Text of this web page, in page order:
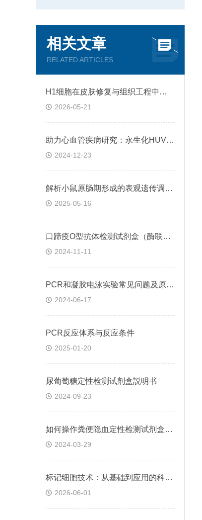
相关文章
RELATED ARTICLES
H1细胞在皮肤修复与组织工程中的应用前景
2026-05-21
助力心血管疾病研究：永生化HUVEC!
2024-12-23
解析小鼠原肠期形成的表观遗传调控规律
2025-05-16
口蹄疫O型抗体检测试剂盒（酶联免疫法）检测原理
2024-11-11
PCR和凝胶电泳实验常见问题及原因分析
2024-06-17
​PCR反应体系与反应条件
2025-01-20
尿葡萄糖定性检测试剂盒説明书
2024-09-23
如何操作粪便隐血定性检测试剂盒(邻联甲苯胺法)
2024-03-29
标记细胞技术：从基础到应用的科学探索
2026-06-01